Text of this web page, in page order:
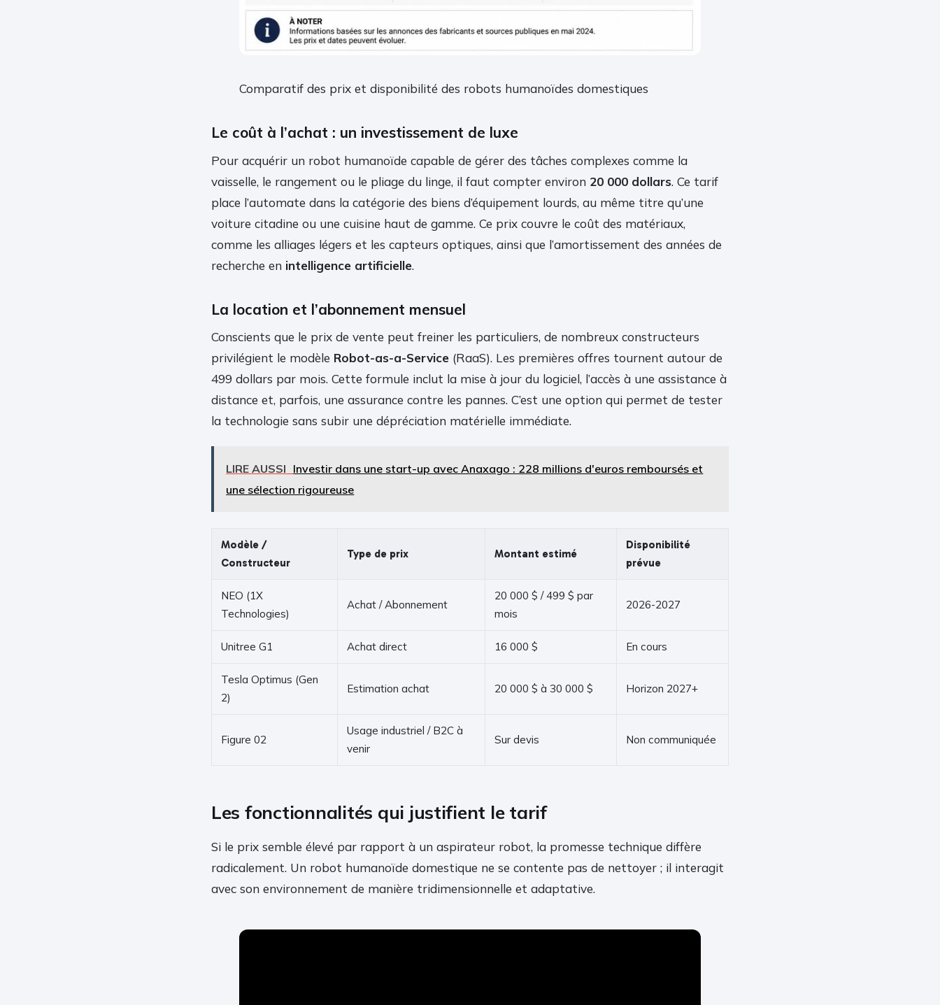
Comparatif des prix et disponibilité des robots humanoïdes domestiques
Le coût à l’achat : un investissement de luxe
Pour acquérir un robot humanoïde capable de gérer des tâches complexes comme la
vaisselle, le rangement ou le pliage du linge, il faut compter environ 20 000 dollars. Ce tarif
place l’automate dans la catégorie des biens d’équipement lourds, au même titre qu’une
voiture citadine ou une cuisine haut de gamme. Ce prix couvre le coût des matériaux,
comme les alliages légers et les capteurs optiques, ainsi que l’amortissement des années de
recherche en intelligence artificielle.
La location et l’abonnement mensuel
Conscients que le prix de vente peut freiner les particuliers, de nombreux constructeurs
privilégient le modèle Robot-as-a-Service (RaaS). Les premières offres tournent autour de
499 dollars par mois. Cette formule inclut la mise à jour du logiciel, l’accès à une assistance à
distance et, parfois, une assurance contre les pannes. C’est une option qui permet de tester
la technologie sans subir une dépréciation matérielle immédiate.
LIRE AUSSI Investir dans une start-up avec Anaxago : 228 millions d'euros remboursés et
une sélection rigoureuse
Modèle /
Constructeur
Type de prix Montant estimé
Disponibilité
prévue
NEO (1X
Technologies)
Achat / Abonnement
20 000 $ / 499 $ par
mois
2026-2027
Unitree G1 Achat direct 16 000 $ En cours
Tesla Optimus (Gen
2)
Estimation achat 20 000 $ à 30 000 $ Horizon 2027+
Figure 02
Usage industriel / B2C à
venir
Sur devis Non communiquée
Les fonctionnalités qui justifient le tarif
Si le prix semble élevé par rapport à un aspirateur robot, la promesse technique diffère
radicalement. Un robot humanoïde domestique ne se contente pas de nettoyer ; il interagit
avec son environnement de manière tridimensionnelle et adaptative.